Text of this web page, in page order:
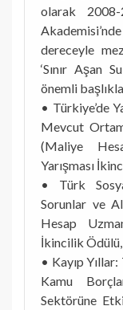
olarak
dereceyle
‘Sınır Aşan
önemli
• Türkiye’de
Mevcut
(Maliye
Yarışması
• Türk
Sorunlar ve
Hesap
İkincilik
• Kayıp
Kamu
Sektörüne